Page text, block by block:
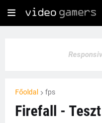
Főoldal fps
Firefall - Teszt